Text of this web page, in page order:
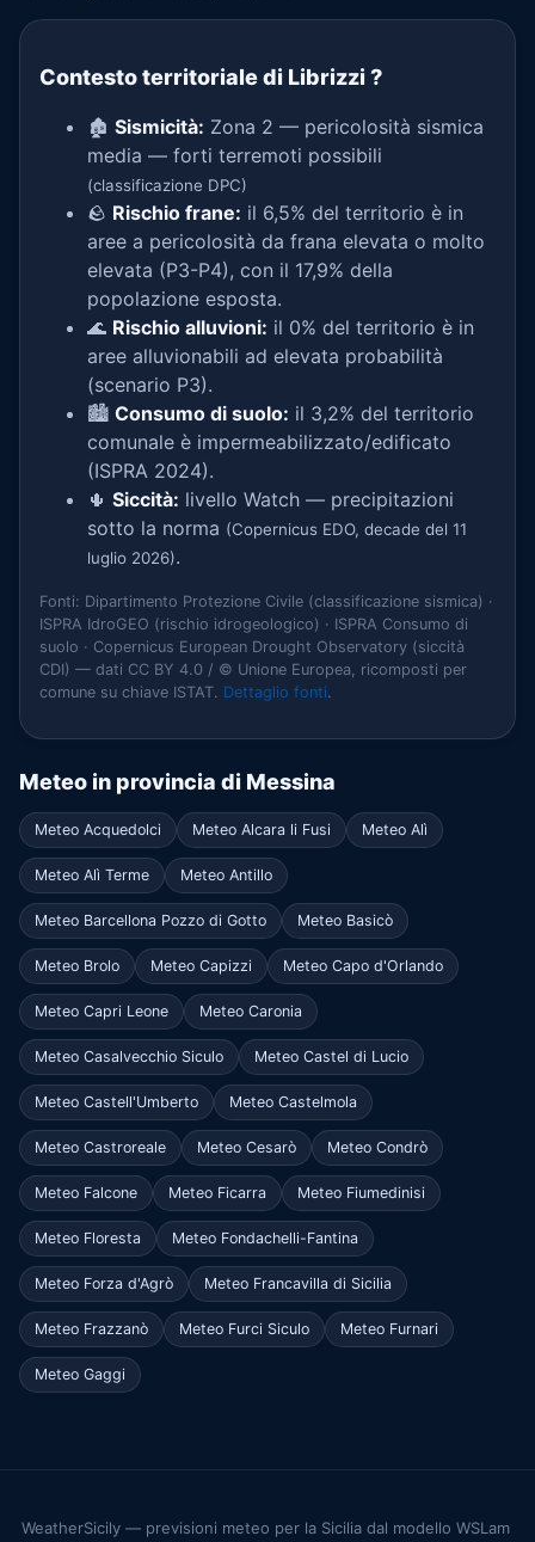
Contesto territoriale di Librizzi ?
🏚️ Sismicità: Zona 2 — pericolosità sismica
media — forti terremoti possibili
(classificazione DPC)
🪨 Rischio frane: il 6,5% del territorio è in
aree a pericolosità da frana elevata o molto
elevata (P3-P4), con il 17,9% della
popolazione esposta.
🌊 Rischio alluvioni: il 0% del territorio è in
aree alluvionabili ad elevata probabilità
(scenario P3).
🏙️ Consumo di suolo: il 3,2% del territorio
comunale è impermeabilizzato/edificato
(ISPRA 2024).
🌵 Siccità: livello Watch — precipitazioni
sotto la norma (Copernicus EDO, decade del 11
luglio 2026).
Fonti: Dipartimento Protezione Civile (classificazione sismica) ·
ISPRA IdroGEO (rischio idrogeologico) · ISPRA Consumo di
suolo · Copernicus European Drought Observatory (siccità
CDI) — dati CC BY 4.0 / © Unione Europea, ricomposti per
comune su chiave ISTAT. Dettaglio fonti.
Meteo in provincia di Messina
Meteo Acquedolci Meteo Alcara li Fusi Meteo Alì
Meteo Alì Terme Meteo Antillo
Meteo Barcellona Pozzo di Gotto Meteo Basicò
Meteo Brolo Meteo Capizzi Meteo Capo d'Orlando
Meteo Capri Leone Meteo Caronia
Meteo Casalvecchio Siculo Meteo Castel di Lucio
Meteo Castell'Umberto Meteo Castelmola
Meteo Castroreale Meteo Cesarò Meteo Condrò
Meteo Falcone Meteo Ficarra Meteo Fiumedinisi
Meteo Floresta Meteo Fondachelli-Fantina
Meteo Forza d'Agrò Meteo Francavilla di Sicilia
Meteo Frazzanò Meteo Furci Siculo Meteo Furnari
Meteo Gaggi
WeatherSicily — previsioni meteo per la Sicilia dal modello WSLam